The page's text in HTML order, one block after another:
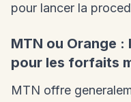
pour lancer la
MTN ou Orange :
pour les forfaits
MTN offre